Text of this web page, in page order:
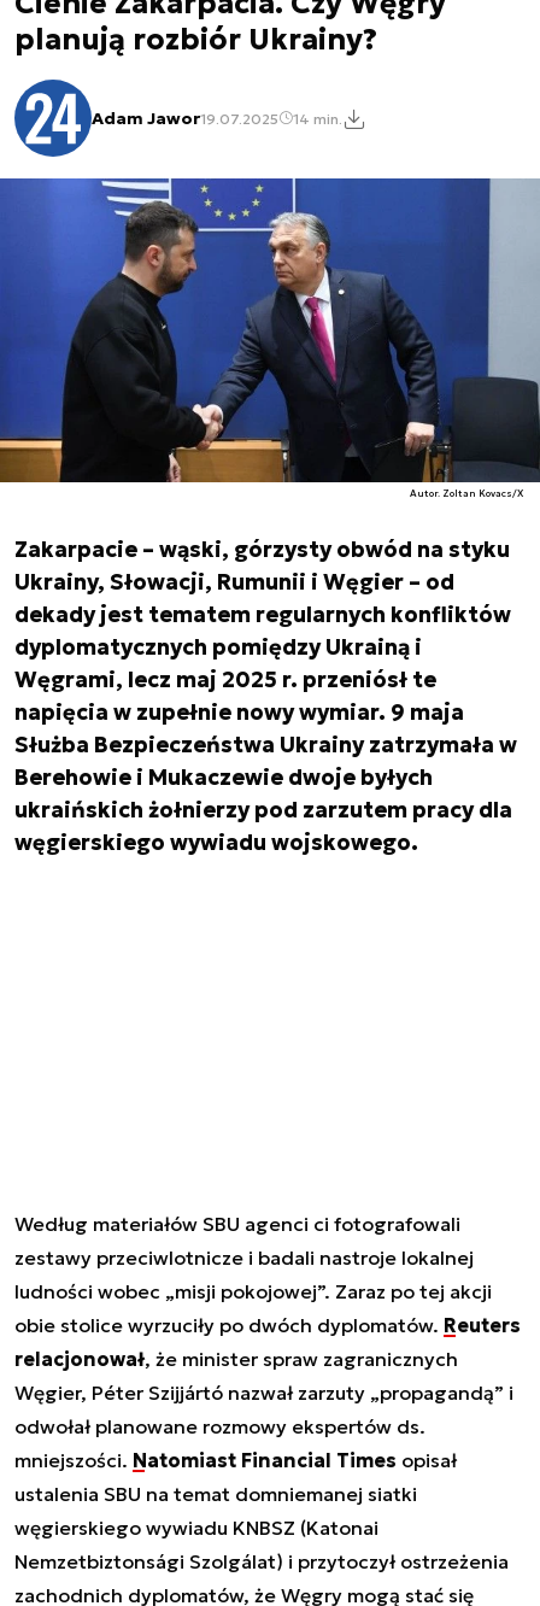
planują rozbiór Ukrainy?
Adam Jawor19.07.2025 14 min.
Autor. Zoltan Kovacs/X
Zakarpacie – wąski, górzysty obwód na styku
Ukrainy, Słowacji, Rumunii i Węgier – od
dekady jest tematem regularnych konfliktów
dyplomatycznych pomiędzy Ukrainą i
Węgrami, lecz maj 2025 r. przeniósł te
napięcia w zupełnie nowy wymiar. 9 maja
Służba Bezpieczeństwa Ukrainy zatrzymała w
Berehowie i Mukaczewie dwoje byłych
ukraińskich żołnierzy pod zarzutem pracy dla
węgierskiego wywiadu wojskowego.
Według materiałów SBU agenci ci fotografowali
zestawy przeciwlotnicze i badali nastroje lokalnej
ludności wobec „misji pokojowej”. Zaraz po tej akcji
obie stolice wyrzuciły po dwóch dyplomatów. Reuters
relacjonował, że minister spraw zagranicznych
Węgier, Péter Szijjártó nazwał zarzuty „propagandą” i
odwołał planowane rozmowy ekspertów ds.
mniejszości. Natomiast Financial Times opisał
ustalenia SBU na temat domniemanej siatki
węgierskiego wywiadu KNBSZ (Katonai
Nemzetbiztonsági Szolgálat) i przytoczył ostrzeżenia
zachodnich dyplomatów, że Węgry mogą stać się